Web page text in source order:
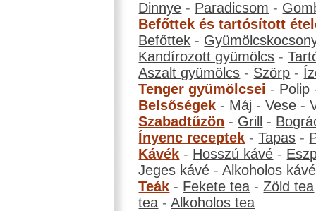
Dinnye - Paradicsom -
Befőttek és tartósított
Befőttek -
Kandírozott gyümölcs -
Aszalt gyümölcs - Szörp -
Tenger gyümölcsei - Polip
Belsőségek - Máj -Vese -
Szabadtűzön - Grill -
Ínyenc receptek -Tapas -
Kávék - Hosszú kávé -
Jeges kávé -Alkoholos kávé
Teák - Fekete tea -Zöld tea
tea -Alkoholos tea